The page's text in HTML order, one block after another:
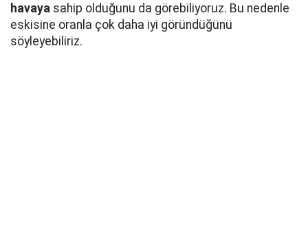
havaya sahip olduğunu da görebiliyoruz. Bu nedenle
eskisine oranla çok daha iyi göründüğünü
söyleyebiliriz.